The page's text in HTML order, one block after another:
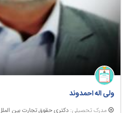
ولی اله احمدوند
مدرک تحصیلی: دکتری حقوق تجارت بین